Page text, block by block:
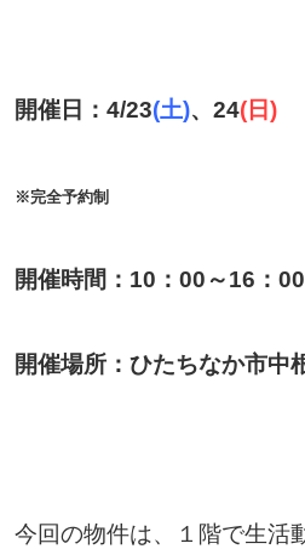
開催日：4/23(土)、24(日)
※完全予約制
開催時間：10：00～16：00
開催場所：ひたちなか市中
今回の物件は、１階で生活